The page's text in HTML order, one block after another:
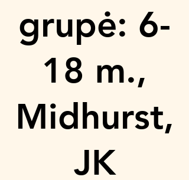
grupė: 6-
18 m.,
Midhurst,
JK